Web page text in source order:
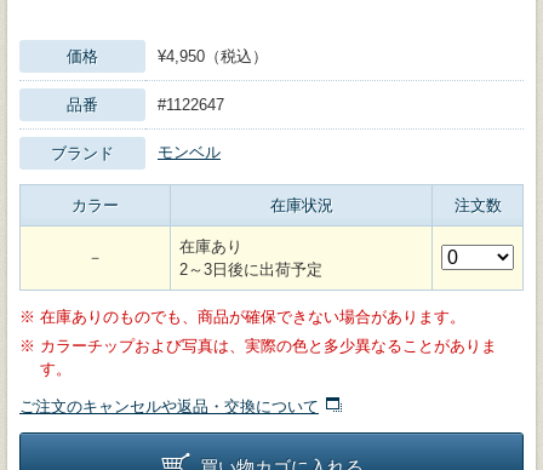
価格 ¥4,950（税込）
品番 #1122647
ブランド モンベル
カラー 在庫状況 注文数
－
在庫あり
2～3日後に出荷予定
※ 在庫ありのものでも、商品が確保できない場合があります。
※ カラーチップおよび写真は、実際の色と多少異なることがありま
す。
ご注文のキャンセルや返品・交換について